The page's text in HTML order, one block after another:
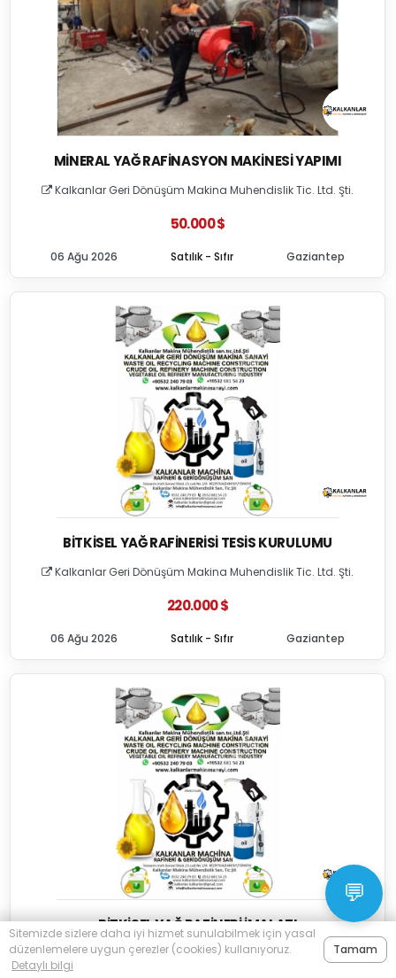
MINERAL YAĞ RAFINASYON MAKINESI YAPIMI
Kalkanlar Geri Dönüşüm Makina Muhendislik Tic. Ltd. Şti.
50.000 $
Satılık - Sıfır
06 Ağu 2026 Gaziantep
BITKISEL YAĞ RAFINERISI TESIS KURULUMU
Kalkanlar Geri Dönüşüm Makina Muhendislik Tic. Ltd. Şti.
220.000 $
Satılık - Sıfır
06 Ağu 2026 Gaziantep
BITKISEL YAĞ RAFINERI İMALATI
Kalkanlar Geri Dönüşüm Makina Muhendislik Tic. Ltd. Şti.
💬
Sitemizde sizlere daha iyi hizmet sunulabilmek için yasal
düzenlemelere uygun çerezler (cookies) kullanıyoruz.
Detaylı bilgi
Tamam